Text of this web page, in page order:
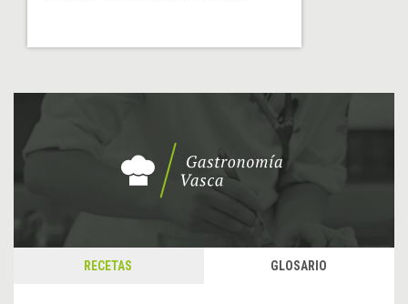
RECETAS GLOSARIO